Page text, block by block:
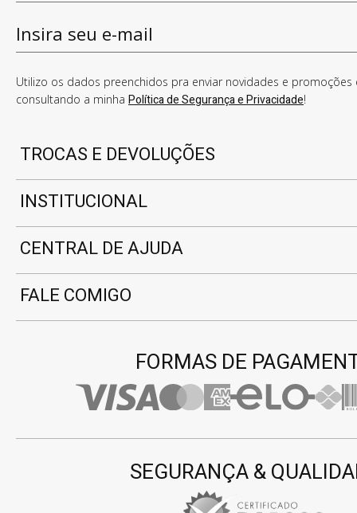
Utilizo os dados preenchidos pra enviar novidades e promoções
consultando a minha Política de Segurança e Privacidade!
TROCAS E DEVOLUÇÕES
INSTITUCIONAL
CENTRAL DE AJUDA
FALE COMIGO
SEGURANÇA &
FORMAS DE